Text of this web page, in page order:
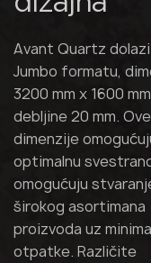
Avant Quartz
Jumbo formatu,
3200 mm x 1600
debljine 20 mm.
dimenzije
optimalnu
omogućuju
širokog asortimana
proizvoda uz
otpatke. Različite